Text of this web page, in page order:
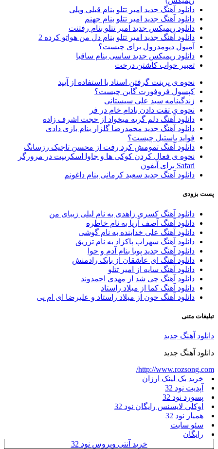
دانلود آهنگ جدید امیر تتلو بنام قیلی ویلی
دانلود آهنگ جدید امیر تتلو بنام جهنم
دانلود ریمیکس جدید امیر تتلو بنام رفتنت
دانلود آهنگ جدید امیر تتلو بنام دل من هواتو کرده 2
آمپول دپومدرول برای چیست؟
دانلود ریمیکس جدید ساسی بنام ساقیا
تعبیر خواب کاشتن درخت
نحوه ی پرینت گرفتن اسناد با استفاده از آیپد
کپسول فروفورت گاین چیست؟
زندگینامه سید علی سیستانی
نحوه ی تفت دادن بادام خام در فر
دانلود آهنگ دلم گریه میخواد از حجت اشرف زاده
دانلود آهنگ جدید محمدرضا گلزار بنام بازی دادی
فواید پاستیل چیست؟
دانلود آهنگ تمومش کرد رفت از محسن تاجیک رزسانگ
نحوه ی فعال کردن کوکی ها و جاوا اسکریپت در مرورگر
Safari برای آیفون
دانلود آهنگ جدید سعید کرمانی بنام داغونم
بزودی
دانلود آهنگ کسری زاهدی به نام لیلی زیبای من
دانلود آهنگ آصف آریا به نام خاطره
دانلود آهنگ علی خدابنده به نام گوشی
دانلود آهنگ سهراب پاکزاد به نام تزریق
دانلود آهنگ جدید پویا بنام آدم و حوا
دانلود آهنگ ای عاشقان از بابک رادمنش
دانلود آهنگ سایه از امیر تتلو
دانلود آهنگ چی شد از مهدی احمدوند
دانلود آهنگ کما از میلاد راستاد
دانلود آهنگ خون از میلاد راستاد و علیرضا ای ام پی
متنی
آهنگ جدید
آهنگ جدید
http://
خرید بک لینک ارزان
آپدیت نود 32
پسورد نود 32
اوکلی لایسنس رایگان نود 32
همیار نود 32
سئو سایت
رایگان
خرید آنتی ویروس نود 32